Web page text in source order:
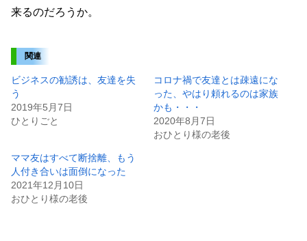
来るのだろうか。
関連
ビジネスの勧誘は、友達を失
う
2019年5月7日
ひとりごと
コロナ禍で友達とは疎遠にな
った、やはり頼れるのは家族
かも・・・
2020年8月7日
おひとり様の老後
ママ友はすべて断捨離、もう
人付き合いは面倒になった
2021年12月10日
おひとり様の老後